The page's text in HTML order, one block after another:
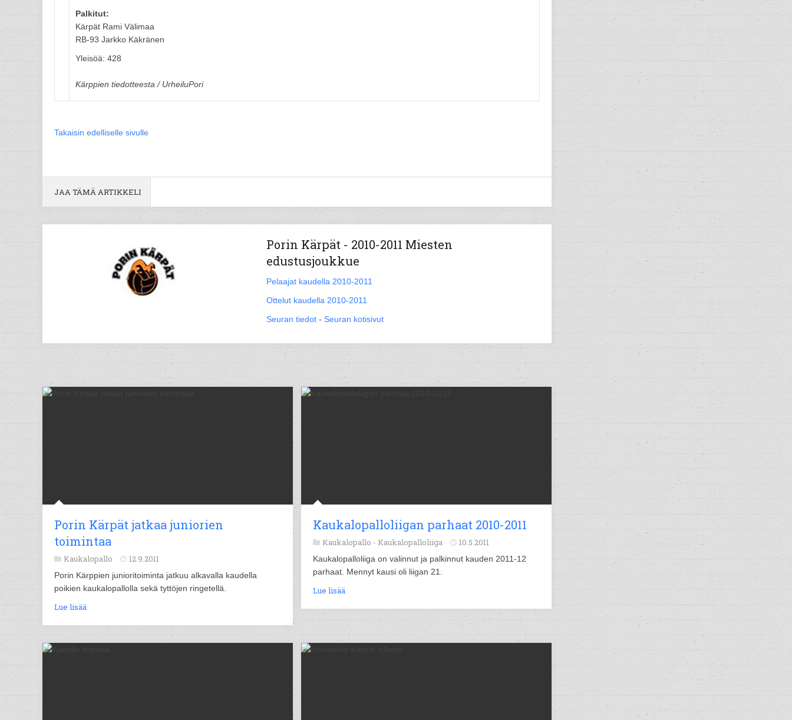
Palkitut:
Kärpät Rami Välimaa
RB-93 Jarkko Käkränen
Yleisöä: 428
Kärppien tiedotteesta / UrheiluPori
Takaisin edelliselle sivulle
JAA TÄMÄ ARTIKKELI
Porin Kärpät - 2010-2011 Miesten
edustusjoukkue
Pelaajat kaudella 2010-2011
Ottelut kaudella 2010-2011
Seuran tiedot - Seuran kotisivut
Porin Kärpät jatkaa juniorien
toimintaa
Kaukalopallo 12.9.2011
Porin Kärppien junioritoiminta jatkuu alkavalla kaudella
poikien kaukalopallolla sekä tyttöjen ringetellä.
Lue lisää
Kaukalopalloliigan parhaat 2010-2011
Kaukalopallo - Kaukalopalloliiga 10.5.2011
Kaukalopalloliiga on valinnut ja palkinnut kauden 2011-12
parhaat. Mennyt kausi oli liigan 21.
Lue lisää